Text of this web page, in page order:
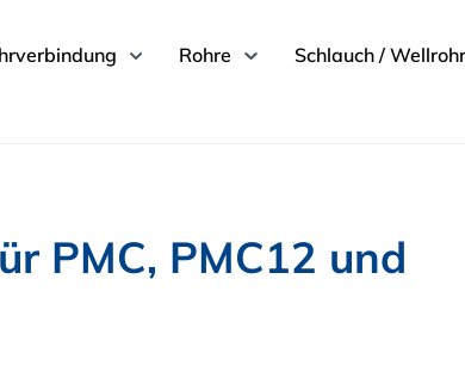
Rohre Schlauch / Wellrohr
PMC, PMC12 und